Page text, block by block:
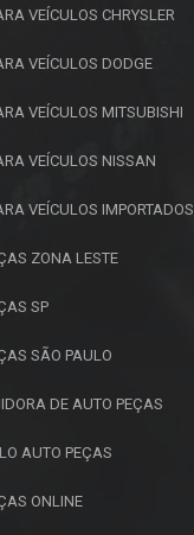
VEÍCULOS CHRYSLER
VEÍCULOS DODGE
VEÍCULOS MITSUBISHI
VEÍCULOS NISSAN
VEÍCULOS IMPORTADOS
ZONA LESTE
SP
SÃO PAULO
DE AUTO PEÇAS
AUTO PEÇAS
ONLINE